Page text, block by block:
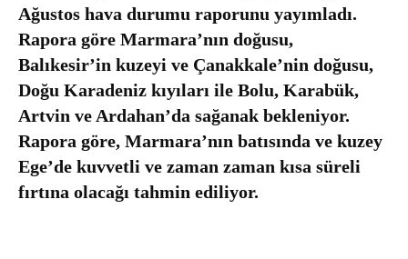
Ağustos hava durumu raporunu yayımladı.
Rapora göre Marmara’nın doğusu,
Balıkesir’in kuzeyi ve Çanakkale’nin doğusu,
Doğu Karadeniz kıyıları ile Bolu, Karabük,
Artvin ve Ardahan’da sağanak bekleniyor.
Rapora göre, Marmara’nın batısında ve kuzey
Ege’de kuvvetli ve zaman zaman kısa süreli
fırtına olacağı tahmin ediliyor.